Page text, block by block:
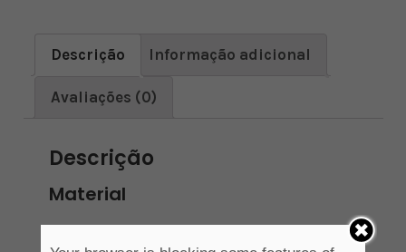
Descrição Informação adicional
Avaliações (0)
Descrição
Material